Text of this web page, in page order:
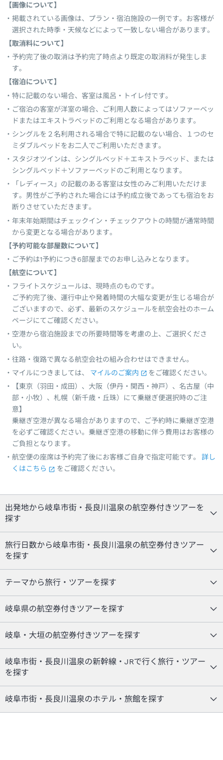
【画像について】
掲載されている画像は、プラン・宿泊施設の一例です。お客様が
選択された時季・天候などによって一致しない場合があります。
【取消料について】
予約完了後の取消は予約完了時点より既定の取消料が発生しま
す。
【宿泊について】
特に記載のない場合、客室は風呂・トイレ付です。
ご宿泊の客室が洋室の場合、ご利用人数によってはソファーベッ
ドまたはエキストラベッドのご利用となる場合があります。
シングルを２名利用される場合で特に記載のない場合、１つのセ
ミダブルベッドをお二人でご利用いただきます。
スタジオツインは、シングルベッド＋エキストラベッド、または
シングルベッド＋ソファーベッドのご利用となります。
「レディース」の記載のある客室は女性のみご利用いただけま
す。男性がご予約された場合には予約成立後であっても宿泊をお
断りさせていただきます。
年末年始期間はチェックイン・チェックアウトの時間が通常時間
から変更となる場合があります。
【予約可能な部屋数について】
ご予約は1予約につき6部屋までのお申し込みとなります。
【航空について】
フライトスケジュールは、現時点のものです。
ご予約完了後、運行中止や発着時間の大幅な変更が生じる場合が
ございますので、必ず、最新のスケジュールを航空会社のホーム
ページにてご確認ください。
空港から宿泊施設までの所要時間等を考慮の上、ご選択くださ
い。
往路・復路で異なる航空会社の組み合わせはできません。
マイルにつきましては、
マイルのご案内
をご確認ください。
【東京（羽田・成田）、大阪（伊丹・関西・神戸）、名古屋（中
部・小牧）、札幌（新千歳・丘珠）にて乗継ぎ便選択時のご注
意】
乗継ぎ空港が異なる場合がありますので、ご予約時に乗継ぎ空港
を必ずご確認ください。乗継ぎ空港の移動に伴う費用はお客様の
ご負担となります。
航空便の座席は予約完了後にお客様ご自身で指定可能です。
詳し
くはこちら
をご確認ください。
出発地から岐阜市街・長良川温泉の航空券付きツアーを
探す
旅行日数から岐阜市街・長良川温泉の航空券付きツアー
を探す
テーマから旅行・ツアーを探す
岐阜県の航空券付きツアーを探す
岐阜・大垣の航空券付きツアーを探す
岐阜市街・長良川温泉の新幹線・JRで行く旅行・ツアー
を探す
岐阜市街・長良川温泉のホテル・旅館を探す